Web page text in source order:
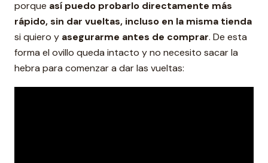
porque así puedo probarlo directamente más
rápido, sin dar vueltas, incluso en la misma tienda
si quiero y asegurarme antes de comprar. De esta
forma el ovillo queda intacto y no necesito sacar la
hebra para comenzar a dar las vueltas: